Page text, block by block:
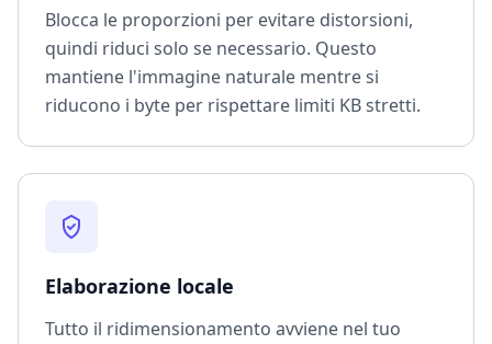
Blocca le proporzioni per evitare distorsioni,
quindi riduci solo se necessario. Questo
mantiene l'immagine naturale mentre si
riducono i byte per rispettare limiti KB stretti.
Elaborazione locale
Tutto il ridimensionamento avviene nel tuo